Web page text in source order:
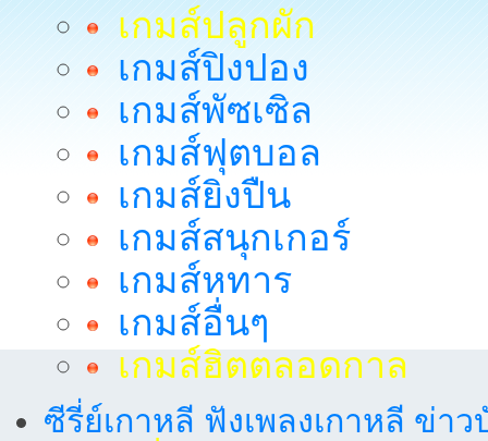
เกมส์ปลูกผัก
เกมส์ปิงปอง
เกมส์พัซเซิล
เกมส์ฟุตบอล
เกมส์ยิงปืน
เกมส์สนุกเกอร์
เกมส์หทาร
เกมส์อื่นๆ
เกมส์ฮิตตลอดกาล
ซีรี่ย์เกาหลี ฟังเพลงเกาหลี ข่าว